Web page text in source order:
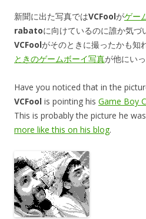
新聞に出た写真ではVCFoolがゲー
rabatoに向けているのに誰か気づ
VCFoolがそのときに撮ったかも知
ときのゲームボーイ写真が他にい
Have you noticed that in the
VCFool is pointing his Game Boy
This is probably the picture he
more like this on his blog.